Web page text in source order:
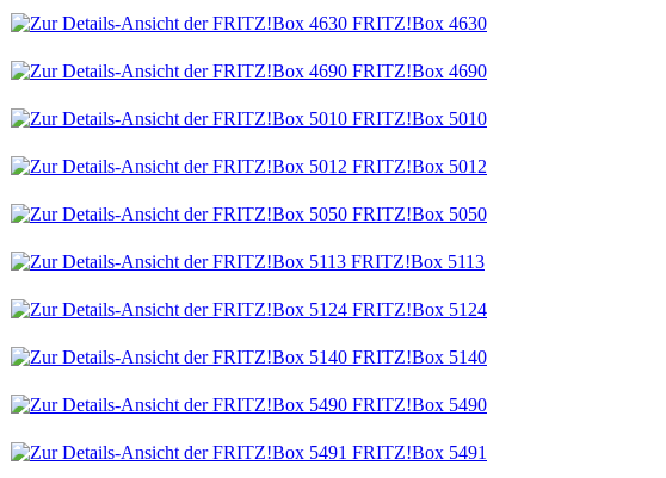
FRITZ!Box 4630
FRITZ!Box 4690
FRITZ!Box 5010
FRITZ!Box 5012
FRITZ!Box 5050
FRITZ!Box 5113
FRITZ!Box 5124
FRITZ!Box 5140
FRITZ!Box 5490
FRITZ!Box 5491